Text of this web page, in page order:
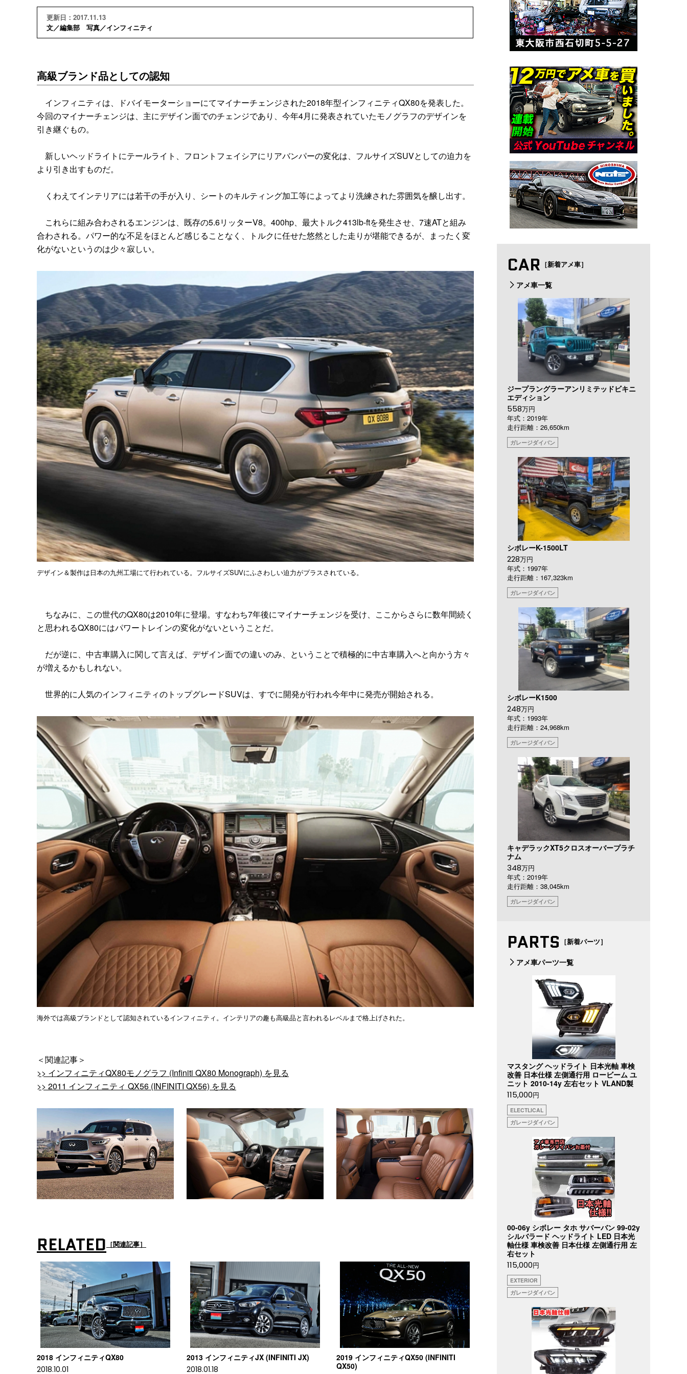
更新日：2017.11.13
文／編集部 写真／インフィニティ
高級ブランド品としての認知
インフィニティは、ドバイモーターショーにてマイナーチェンジされた2018年型インフィニティQX80を発表した。
今回のマイナーチェンジは、主にデザイン面でのチェンジであり、今年4月に発表されていたモノグラフのデザインを
引き継ぐもの。
新しいヘッドライトにテールライト、フロントフェイシアにリアバンパーの変化は、フルサイズSUVとしての迫力を
より引き出すものだ。
くわえてインテリアには若干の手が入り、シートのキルティング加工等によってより洗練された雰囲気を醸し出す。
これらに組み合わされるエンジンは、既存の5.6リッターV8。400hp、最大トルク413lb-ftを発生させ、7速ATと組み
合わされる。パワー的な不足をほとんど感じることなく、トルクに任せた悠然とした走りが堪能できるが、まったく変
化がないというのは少々寂しい。
デザイン＆製作は日本の九州工場にて行われている。フルサイズSUVにふさわしい迫力がプラスされている。
ちなみに、この世代のQX80は2010年に登場。すなわち7年後にマイナーチェンジを受け、ここからさらに数年間続く
と思われるQX80にはパワートレインの変化がないということだ。
だが逆に、中古車購入に関して言えば、デザイン面での違いのみ、ということで積極的に中古車購入へと向かう方々
が増えるかもしれない。
世界的に人気のインフィニティのトップグレードSUVは、すでに開発が行われ今年中に発売が開始される。
海外では高級ブランドとして認知されているインフィニティ。インテリアの趣も高級品と言われるレベルまで格上げされた。
＜関連記事＞
>> インフィニティQX80モノグラフ (Infiniti QX80 Monograph) を見る
>> 2011 インフィニティ QX56 (INFINITI QX56) を見る
RELATED ［関連記事］
2018 インフィニティQX80
2018.10.01
2013 インフィニティJX (INFINITI JX)
2018.01.18
2019 インフィニティQX50 (INFINITI
QX50)
CAR ［新着アメ車］
アメ車一覧
ジープラングラーアンリミテッドビキニ
エディション
558万円
年式：2019年
走行距離：26,650km
ガレージダイバン
シボレーK-1500LT
228万円
年式：1997年
走行距離：167,323km
ガレージダイバン
シボレーK1500
248万円
年式：1993年
走行距離：24,968km
ガレージダイバン
キャデラックXT5クロスオーバープラチ
ナム
348万円
年式：2019年
走行距離：38,045km
ガレージダイバン
PARTS ［新着パーツ］
アメ車パーツ一覧
マスタング ヘッドライト 日本光軸 車検
改善 日本仕様 左側通行用 ロービーム ユ
ニット 2010-14y 左右セット VLAND製
115,000円
ELECTLICAL
ガレージダイバン
00-06y シボレー タホ サバーバン 99-02y
シルバラード ヘッドライト LED 日本光
軸仕様 車検改善 日本仕様 左側通行用 左
右セット
115,000円
EXTERIOR
ガレージダイバン